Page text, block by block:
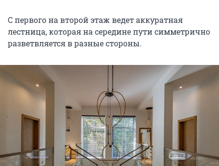
С первого на второй этаж ведет аккуратная
лестница, которая на середине пути симметрично
разветвляется в разные стороны.